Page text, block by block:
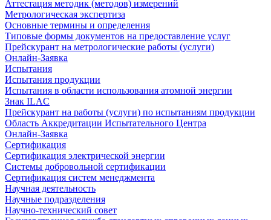
Аттестация методик (методов) измерений
Метрологическая экспертиза
Основные термины и определения
Типовые формы документов на предоставление услуг
Прейскурант на метрологические работы (услуги)
Онлайн-Заявка
Испытания
Испытания продукции
Испытания в области использования атомной энергии
Знак ILAC
Прейскурант на работы (услуги) по испытаниям продукции
Область Аккредитации Испытательного Центра
Онлайн-Заявка
Сертификация
Сертификация электрической энергии
Системы добровольной сертификации
Сертификация систем менеджмента
Научная деятельность
Научные подразделения
Научно-технический совет